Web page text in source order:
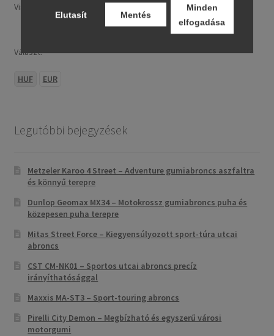
Visa, MasterCard, Google Pay, Apple Pay és banki átutalás.
Választ:
HUF EUR
Legutóbbi bejegyzések
Metzeler Karoo 4 Street – Adventure gumiabroncs aszfaltra
és könnyű terepre
Dunlop Geomax MX34 – Motokrossz gumiabroncs puha és
közepesen puha terepre
Mitas Street Force – Kiegyensúlyozott sport-túra utcai
abroncs
CST CM-NK01 – Sportos utcai abroncs precíz
irányíthatósággal
Maxxis MA-ST3 – Sport-touring abroncs
Pirelli City Demon – Megbízható és egyszerű városi
motorgumi
Elutasít Mentés
Minden
elfogadása